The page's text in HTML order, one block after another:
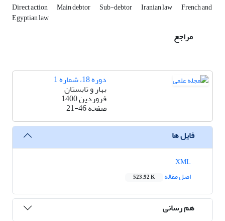
Direct action Main debtor Sub-debtor Iranian law French and
Egyptian law
مراجع
دوره 18، شماره 1
بهار و تابستان
فروردین 1400
صفحه21-46
فایل ها
اصل مقاله
523.92 K
هم رسانی